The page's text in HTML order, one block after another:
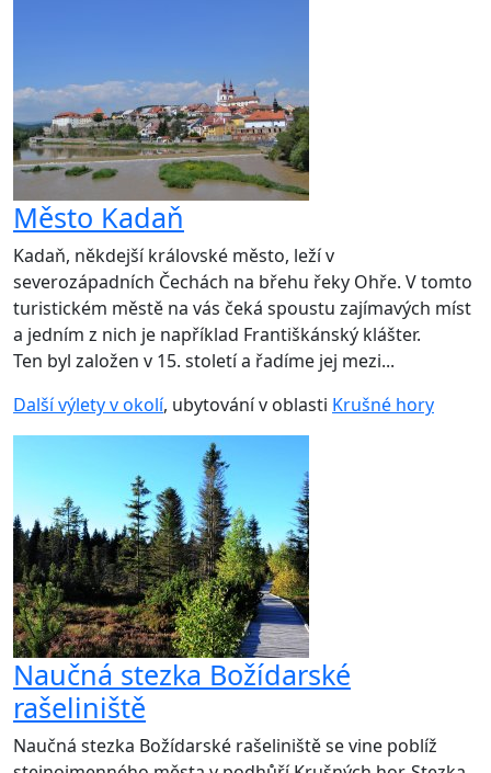
Město Kadaň
Kadaň, někdejší královské město, leží v
severozápadních Čechách na břehu řeky Ohře. V tomto
turistickém městě na vás čeká spoustu zajímavých míst
a jedním z nich je například Františkánský klášter.
Ten byl založen v 15. století a řadíme jej mezi...
Další výlety v okolí, ubytování v oblasti Krušné hory
Naučná stezka Božídarské
rašeliniště
Naučná stezka Božídarské rašeliniště se vine poblíž